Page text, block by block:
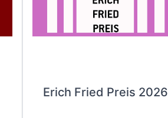
Erich Fried Preis 2026